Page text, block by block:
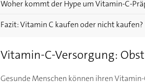
Woher kommt der Hype um Vitamin-C-
Fazit: Vitamin C kaufen oder nicht kaufen?
Vitamin-C-Versorgung:
Gesunde Menschen können ihren